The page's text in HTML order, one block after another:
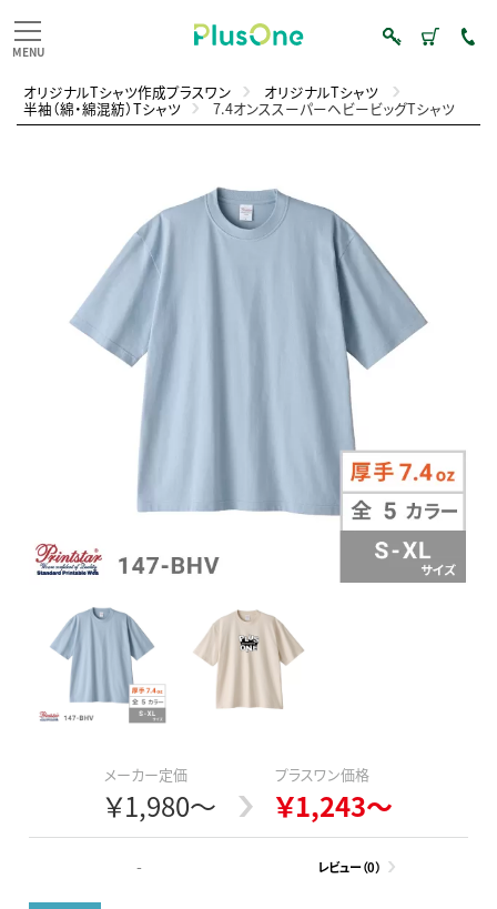
オリジナルTシャツ作成プラスワン オリジナルTシャツ
半袖（綿・綿混紡）Tシャツ 7.4オンススーパーヘビービッグTシャツ
メーカー定価
￥1,980～
プラスワン価格
￥1,243～
- レビュー（0）